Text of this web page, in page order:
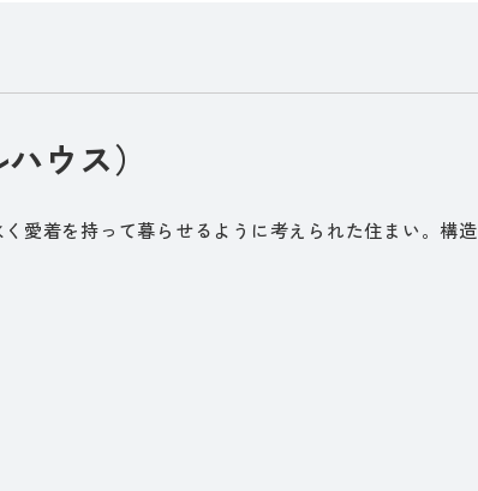
ウス）
愛着を持って暮らせるように考えられた住まい。構